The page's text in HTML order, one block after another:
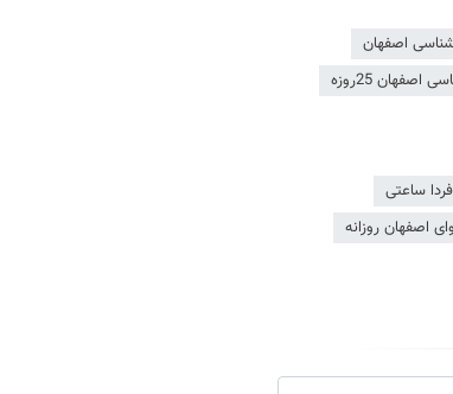
اصفهان
اصفهان 25روزه
ساعتی
اصفهان روزانه